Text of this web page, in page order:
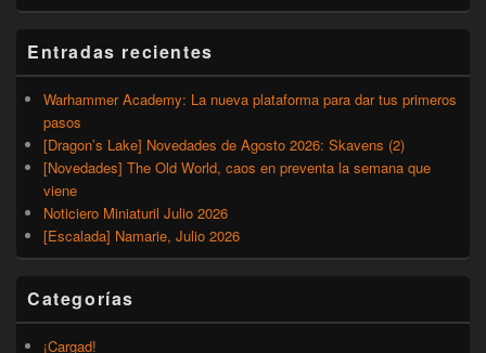
Entradas recientes
Warhammer Academy: La nueva plataforma para dar tus primeros
pasos
[Dragon’s Lake] Novedades de Agosto 2026: Skavens (2)
[Novedades] The Old World, caos en preventa la semana que
viene
Noticiero Miniaturil Julio 2026
[Escalada] Namarie, Julio 2026
Categorías
¡Cargad!